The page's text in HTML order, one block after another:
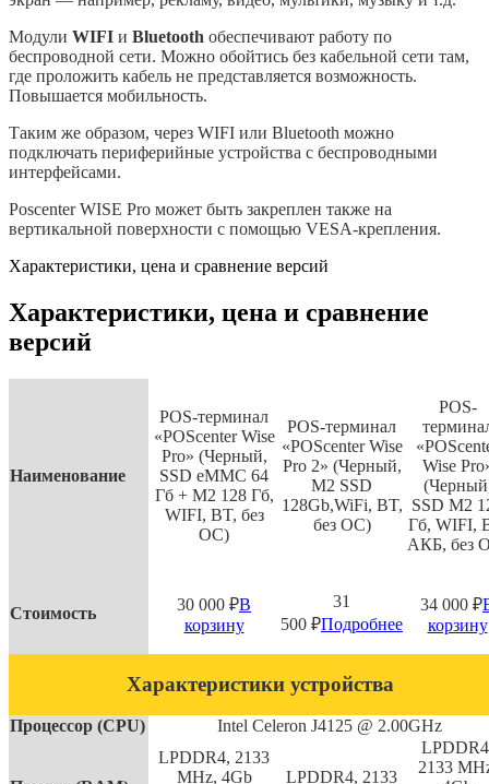
Модули WIFI и Bluetooth обеспечивают работу по
беспроводной сети. Можно обойтись без кабельной сети там,
где проложить кабель не представляется возможность.
Повышается мобильность.
Таким же образом, через WIFI или Bluetooth можно
подключать периферийные устройства с беспроводными
интерфейсами.
Poscenter WISE Pro может быть закреплен также на
вертикальной поверхности с помощью VESA-крепления.
Характеристики, цена и сравнение версий
Характеристики, цена и сравнение
версий
Наименование
POS-терминал
«POScenter Wise
Pro» (Черный,
SSD eMMC 64
Гб + M2 128 Гб,
WIFI, BT, без
ОС)
POS-терминал
«POScenter Wise
Pro 2» (Черный,
M2 SSD
128Gb,WiFi, BT,
без ОС)
POS-
Wise
SSD M2
Гб, WIFI,
АКБ, без
Стоимость 30 000 ₽В
корзину
31
500 ₽Подробнее
34 000 ₽
корзину
Характеристики устройства
Процессор (CPU) Intel Celeron J4125 @ 2.00GHz
LPDDR4, 2133
MHz, 4Gb
LPDDR4, 2133
2133